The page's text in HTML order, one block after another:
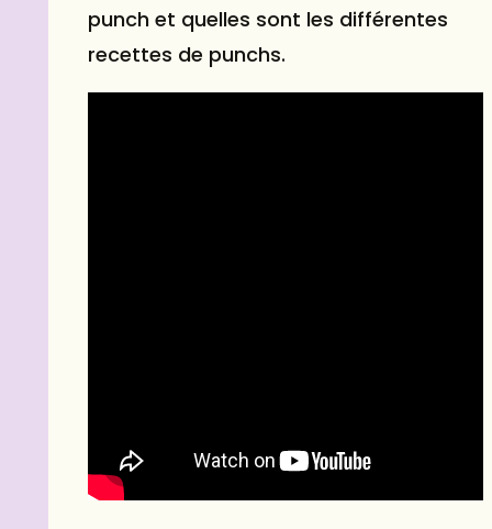
punch et quelles sont les différentes
recettes de punchs.